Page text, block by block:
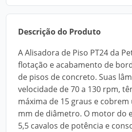
Descrição do Produto
A Alisadora de Piso PT24 da
flotação e acabamento de
de pisos de concreto. Suas
velocidade de 70 a 130 rpm,
máxima de 15 graus e cobrem
mm de diâmetro. O motor do
5,5 cavalos de potência e